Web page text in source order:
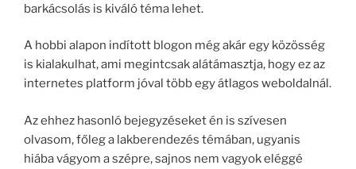
barkácsolás is kiváló téma lehet.
A hobbi alapon indított blogon még akár egy közösség
is kialakulhat, ami megintcsak alátámasztja, hogy ez az
internetes platform jóval több egy átlagos weboldalnál.
Az ehhez hasonló bejegyzéseket én is szívesen
olvasom, főleg a lakberendezés témában, ugyanis
hiába vágyom a szépre, sajnos nem vagyok eléggé